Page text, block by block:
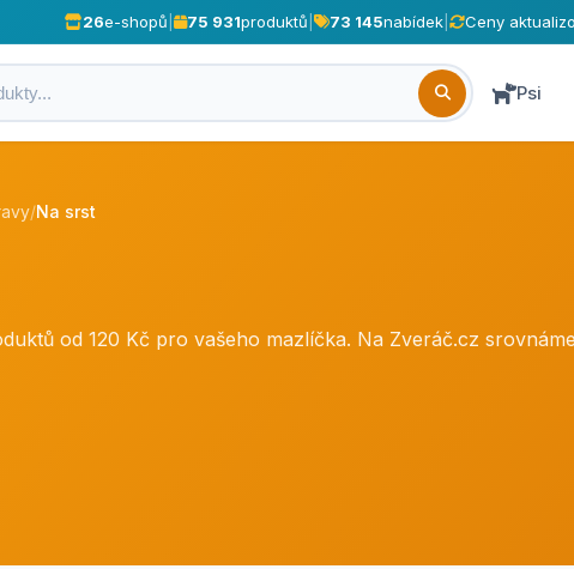
26e-shopů 75 931produktů 73 145nabídek| Ceny
Psi
/Na srst
od 120 Kč pro vašeho mazlíčka. Na Zveráč.cz